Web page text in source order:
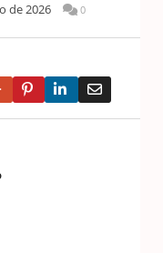
de 2026 0
Google+PinterestLinkedIn